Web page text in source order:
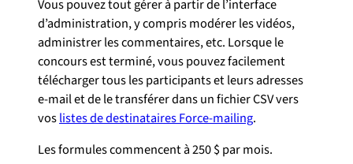
Vous pouvez tout gérer à partir de l’interface
d’administration, y compris modérer les vidéos,
administrer les commentaires, etc. Lorsque le
concours est terminé, vous pouvez facilement
télécharger tous les participants et leurs adresses
e-mail et de le transférer dans un fichier CSV vers
voslistes de destinataires Force-mailing.
Les formules commencent à 250 $ par mois.